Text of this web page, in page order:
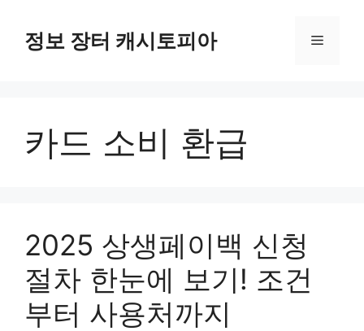
content정보 장터 캐시토피아 Menu
카드 소비 환급
2025 상생페이백 신청
절차 한눈에 보기! 조건
부터 사용처까지